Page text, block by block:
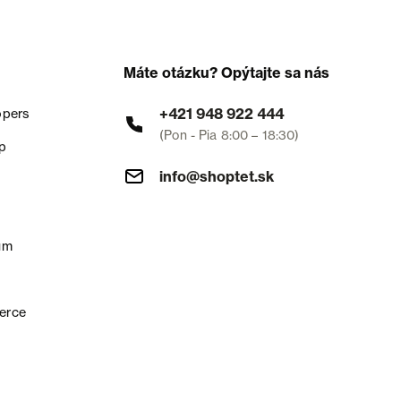
Máte otázku? Opýtajte sa nás
+421 948 922 444
(Pon - Pia 8:00 – 18:30)
info@shoptet.sk